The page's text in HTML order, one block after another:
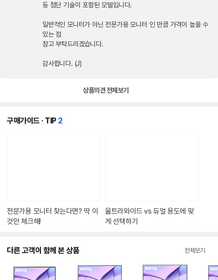
등 첨단 기술이 포함된 모델입니다.
일반적인 모니터가 아닌 전문가용 모니터 인 만큼 가격이 높을 수
있는 점
참고 부탁드리겠습니다.
감사합니다. (J)
상품의견 전체보기
구매가이드 · TIP 2개
전문가용 모니터 찾는다면? 딱 이
것만 체크해!
울트라와이드 vs 듀얼 용도에 맞
게 선택하기
다른 고객이 함께 본 상품 전체보기